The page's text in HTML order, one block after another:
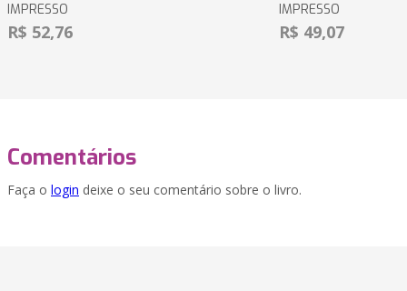
IMPRESSO
R$ 52,76
IMPRESSO
R$ 49,07
Comentários
Faça o login deixe o seu comentário sobre o livro.